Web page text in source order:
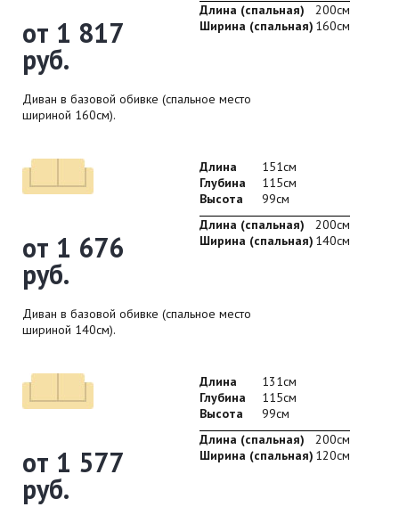
от 1 817
руб.
Длина (спальная)
200см
Ширина (спальная) 160см
Диван в базовой обивке (спальное место
шириной 160см).
от 1 676
руб.
Длина
151см
Глубина
115см
Высота
99см
Длина (спальная)
200см
Ширина (спальная) 140см
Диван в базовой обивке (спальное место
шириной 140см).
от 1 577
руб.
Длина
131см
Глубина
115см
Высота
99см
Длина (спальная)
200см
Ширина (спальная) 120см